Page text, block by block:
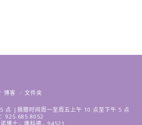
博客 文件夹
点 |捐赠时间周一至周五上午 10 点至下午 5 点
925.685.8052
博士，康科德，94521